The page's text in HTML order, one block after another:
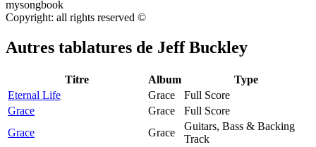
Copyright: all rights reserved ©
Autres tablatures de Jeff Buckley
Titre Album
Type
Eternal Life
Grace
Full Score
Grace
Grace
Full Score
Grace
Grace
Guitars, Bass & Backing
Track